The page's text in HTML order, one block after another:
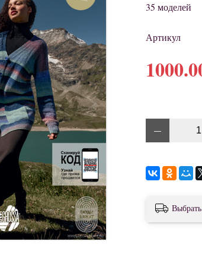
35 моделей
Артикул
Выбрать